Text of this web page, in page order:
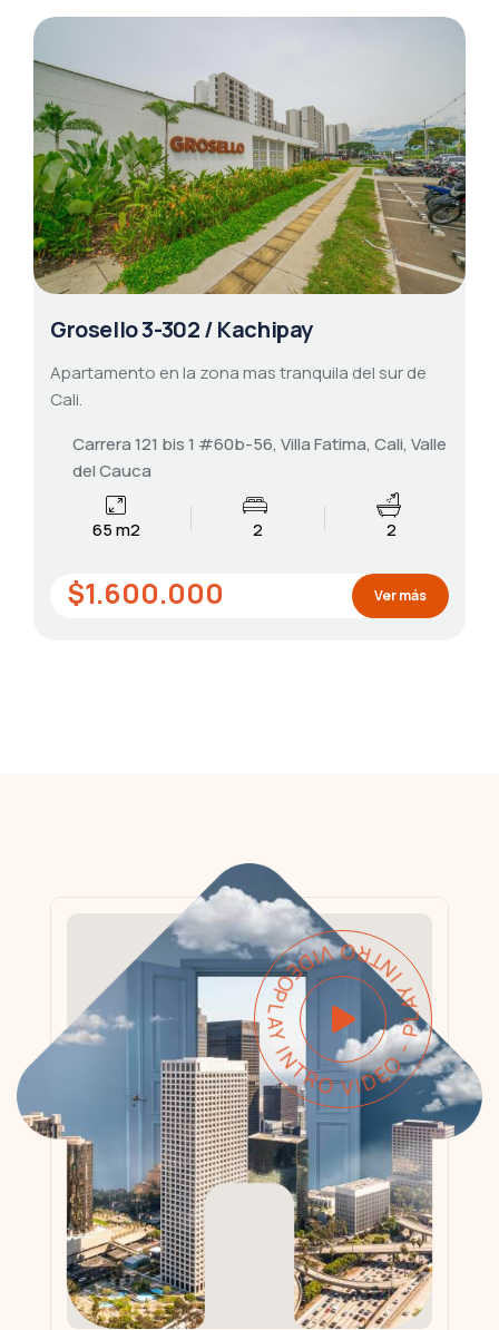
Grosello 3-302 / Kachipay
Apartamento en la zona mas tranquila del sur de
Cali.
Carrera 121 bis 1 #60b-56, Villa Fatima, Cali, Valle
del Cauca
65 m2 2 2
$1.600.000 Ver más
PLAY INTRO VIDEO - PLAY INTRO VIDEO -